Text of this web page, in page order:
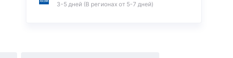
3-5 дней (В регионах от 5-7 дней)